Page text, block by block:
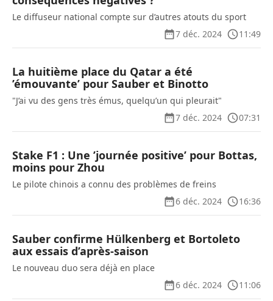
Le diffuseur national compte sur d’autres atouts du sport
7 déc. 2024
11:49
La huitième place du Qatar a été
’émouvante’ pour Sauber et Binotto
"J’ai vu des gens très émus, quelqu’un qui pleurait"
7 déc. 2024
07:31
Stake F1 : Une ’journée positive’ pour Bottas,
moins pour Zhou
Le pilote chinois a connu des problèmes de freins
6 déc. 2024
16:36
Sauber confirme Hülkenberg et Bortoleto
aux essais d’après-saison
Le nouveau duo sera déjà en place
6 déc. 2024
11:06